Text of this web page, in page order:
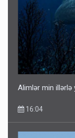
Alimlər min illərlə
16:04